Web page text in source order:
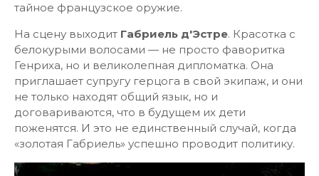
тайное французское оружие.
На сцену выходит Габриель д'Эстре. Красотка с
белокурыми волосами — не просто фаворитка
Генриха, но и великолепная дипломатка. Она
приглашает супругу герцога в свой экипаж, и они
не только находят общий язык, но и
договариваются, что в будущем их дети
поженятся. И это не единственный случай, когда
«золотая Габриель» успешно проводит политику.